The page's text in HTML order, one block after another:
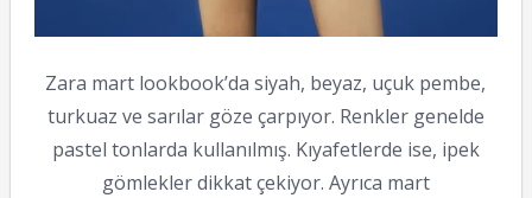
Zara mart lookbook’da siyah, beyaz, uçuk pembe,
turkuaz ve sarılar göze çarpıyor. Renkler genelde
pastel tonlarda kullanılmış. Kıyafetlerde ise, ipek
gömlekler dikkat çekiyor. Ayrıca mart